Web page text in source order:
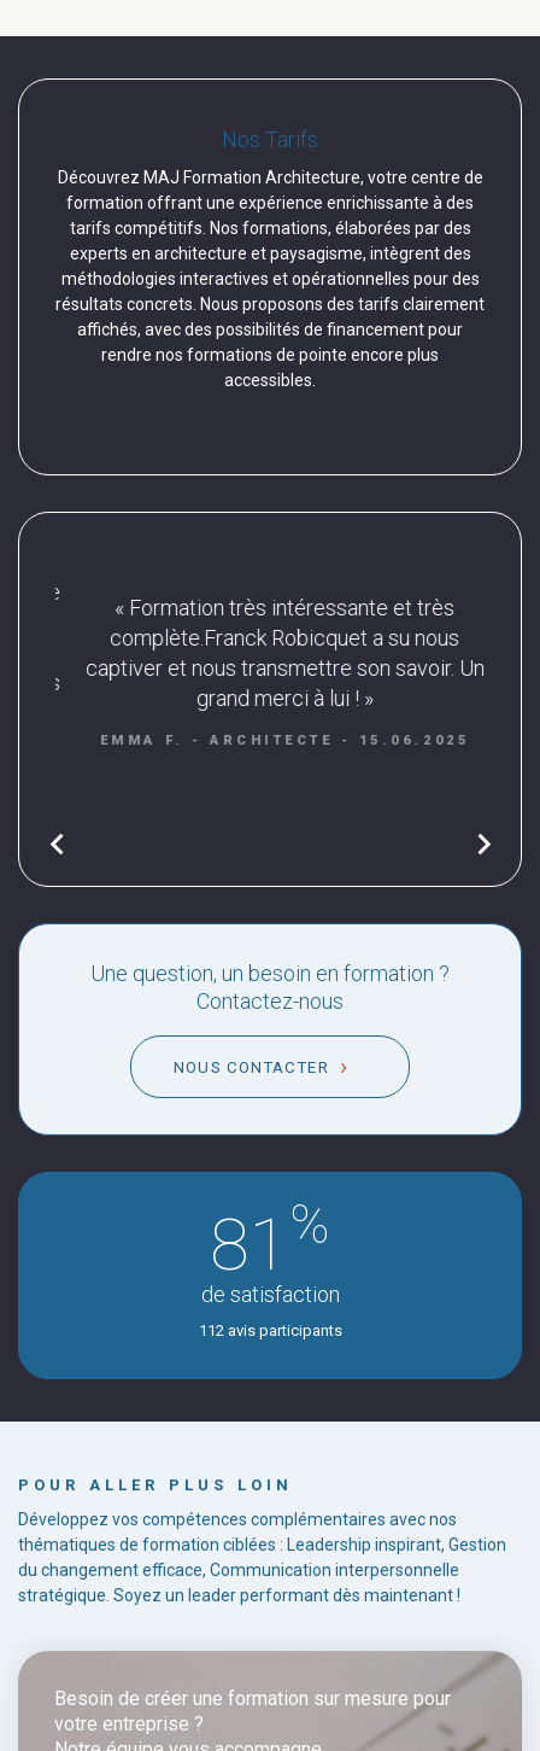
Nos Tarifs
Découvrez MAJ Formation Architecture, votre centre de
formation offrant une expérience enrichissante à des
tarifs compétitifs. Nos formations, élaborées par des
experts en architecture et paysagisme, intègrent des
méthodologies interactives et opérationnelles pour des
résultats concrets. Nous proposons des tarifs clairement
affichés, avec des possibilités de financement pour
rendre nos formations de pointe encore plus
accessibles.
« Formation très intéressante et très
complète.Franck Robicquet a su nous
captiver et nous transmettre son savoir. Un
grand merci à lui ! »
EMMA F. - ARCHITECTE - 15.06.2025
chevron_left chevron_right
Une question, un besoin en formation ?
Contactez-nous
NOUS CONTACTER
81 %
de satisfaction
112 avis participants
POUR ALLER PLUS LOIN
Développez vos compétences complémentaires avec nos
thématiques de formation ciblées : Leadership inspirant, Gestion
du changement efficace, Communication interpersonnelle
stratégique. Soyez un leader performant dès maintenant !
Besoin de créer une formation sur mesure pour
votre entreprise ?